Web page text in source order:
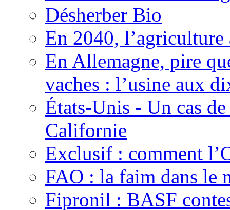
Désherber Bio
En 2040,
En Allemagne, pire
vaches : l’usine aux
États-Unis - Un cas
Californie
Exclusif : comment
FAO : la faim dans le
Fipronil : BASF